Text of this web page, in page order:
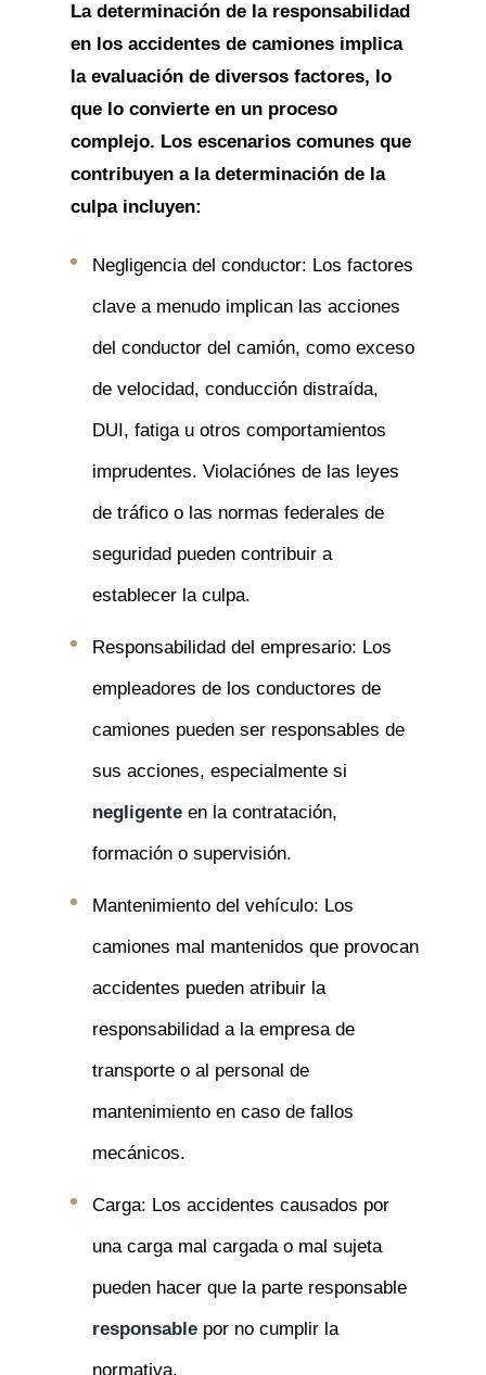
La determinación de la responsabilidad
en los accidentes de camiones implica
la evaluación de diversos factores, lo
que lo convierte en un proceso
complejo. Los escenarios comunes que
contribuyen a la determinación de la
culpa incluyen:
Negligencia del conductor: Los factores
clave a menudo implican las acciones
del conductor del camión, como exceso
de velocidad, conducción distraída,
DUI, fatiga u otros comportamientos
imprudentes. Violaciónes de las leyes
de tráfico o las normas federales de
seguridad pueden contribuir a
establecer la culpa.
Responsabilidad del empresario: Los
empleadores de los conductores de
camiones pueden ser responsables de
sus acciones, especialmente si
negligenteen la contratación,
formación o supervisión.
Mantenimiento del vehículo: Los
camiones mal mantenidos que provocan
accidentes pueden atribuir la
responsabilidad a la empresa de
transporte o al personal de
mantenimiento en caso de fallos
mecánicos.
Carga: Los accidentes causados por
una carga mal cargada o mal sujeta
pueden hacer que la parte responsable
responsablepor no cumplir la
normativa.